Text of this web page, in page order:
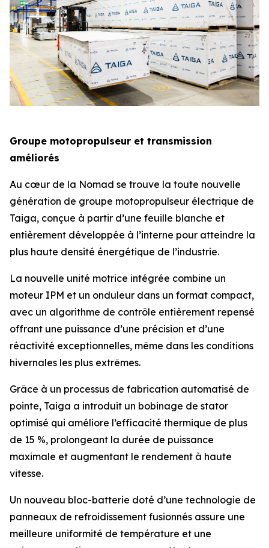
Groupe motopropulseur et transmission
améliorés
Au cœur de la Nomad se trouve la toute nouvelle
génération de groupe motopropulseur électrique de
Taiga, conçue à partir d’une feuille blanche et
entièrement développée à l’interne pour atteindre la
plus haute densité énergétique de l’industrie.
La nouvelle unité motrice intégrée combine un
moteur IPM et un onduleur dans un format compact,
avec un algorithme de contrôle entièrement repensé
offrant une puissance d’une précision et d’une
réactivité exceptionnelles, même dans les conditions
hivernales les plus extrêmes.
Grâce à un processus de fabrication automatisé de
pointe, Taiga a introduit un bobinage de stator
optimisé qui améliore l’efficacité thermique de plus
de 15 %, prolongeant la durée de puissance
maximale et augmentant le rendement à haute
vitesse.
Un nouveau bloc-batterie doté d’une technologie de
panneaux de refroidissement fusionnés assure une
meilleure uniformité de température et une